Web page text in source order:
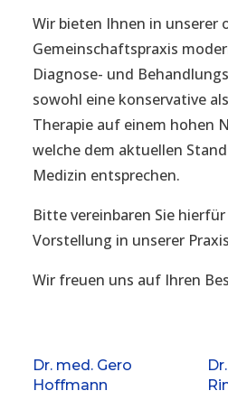
Wir bieten Ihnen in unserer
Gemeinschaftspraxis
Diagnose- und
sowohl eine konservative
Therapie auf einem hohen
welche dem aktuellen
Medizin entsprechen.
Bitte vereinbaren Sie
Vorstellung in unserer
Wir freuen uns auf Ihren
Dr. med. Gero
Hoffmann